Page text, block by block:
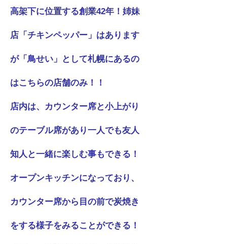
高架下に位置する創業42年！姉妹
店「チキンペッパー」はあります
が「鳥せい」として札幌にあるの
はこちらの店舗のみ！！
店内は、カウンター席と小上がり
のテーブル席があり一人でも友人
知人と一緒に楽しむ事もできる！
オープンキッチンになっており、
カウンター席から目の前で炭焼き
をする様子をみることができる！